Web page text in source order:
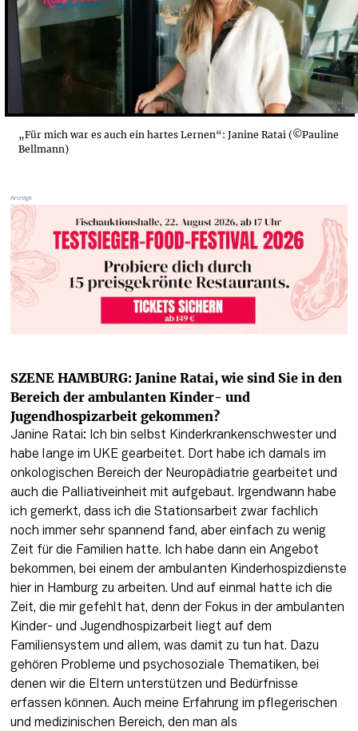
„Für mich war es auch ein hartes Lernen“: Janine Ratai (©Pauline
Bellmann)
SZENE HAMBURG: Janine Ratai, wie sind Sie in den
Bereich der ambulanten Kinder- und
Jugendhospizarbeit gekommen?
Janine Ratai: Ich bin selbst Kinderkrankenschwester und
habe lange im UKE gearbeitet. Dort habe ich damals im
onkologischen Bereich der Neuropädiatrie gearbeitet und
auch die Palliativeinheit mit aufgebaut. Irgendwann habe
ich gemerkt, dass ich die Stationsarbeit zwar fachlich
noch immer sehr spannend fand, aber einfach zu wenig
Zeit für die Familien hatte. Ich habe dann ein Angebot
bekommen, bei einem der ambulanten Kinderhospizdienste
hier in Hamburg zu arbeiten. Und auf einmal hatte ich die
Zeit, die mir gefehlt hat, denn der Fokus in der ambulanten
Kinder- und Jugendhospizarbeit liegt auf dem
Familiensystem und allem, was damit zu tun hat. Dazu
gehören Probleme und psychosoziale Thematiken, bei
denen wir die Eltern unterstützen und Bedürfnisse
erfassen können. Auch meine Erfahrung im pflegerischen
und medizinischen Bereich, den man als